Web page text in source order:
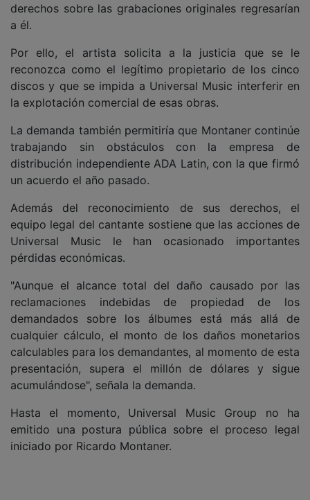
derechos sobre las grabaciones originales regresarían
a él.
Por ello, el artista solicita a la justicia que se le
reconozca como el legítimo propietario de los cinco
discos y que se impida a Universal Music interferir en
la explotación comercial de esas obras.
La demanda también permitiría que Montaner continúe
trabajando sin obstáculos con la empresa de
distribución independiente ADA Latin, con la que firmó
un acuerdo el año pasado.
Además del reconocimiento de sus derechos, el
equipo legal del cantante sostiene que las acciones de
Universal Music le han ocasionado importantes
pérdidas económicas.
"Aunque el alcance total del daño causado por las
reclamaciones indebidas de propiedad de los
demandados sobre los álbumes está más allá de
cualquier cálculo, el monto de los daños monetarios
calculables para los demandantes, al momento de esta
presentación, supera el millón de dólares y sigue
acumulándose", señala la demanda.
Hasta el momento, Universal Music Group no ha
emitido una postura pública sobre el proceso legal
iniciado por Ricardo Montaner.